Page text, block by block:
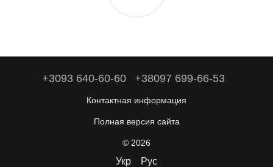
+3093 640-60-60 +38097 699-66-53
Контактная информация
Полная версия сайта
© 2026
Укр Рус